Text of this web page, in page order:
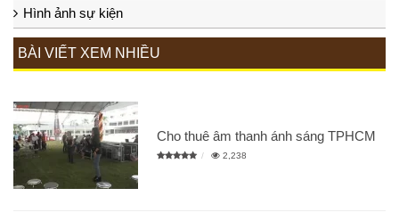
Hình ảnh sự kiện
BÀI VIẾT XEM NHIỀU
Cho thuê âm thanh ánh sáng TPHCM
2,238